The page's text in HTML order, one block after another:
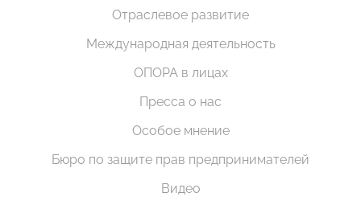
Отраслевое развитие
Международная деятельность
ОПОРА в лицах
Пресса о нас
Особое мнение
Бюро по защите прав предпринимателей
Видео